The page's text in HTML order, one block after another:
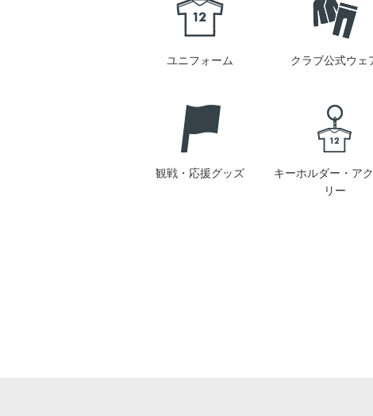
ユニフォーム クラブ公式ウェ
観戦・応援グッズ
キーホルダー・ア
リー